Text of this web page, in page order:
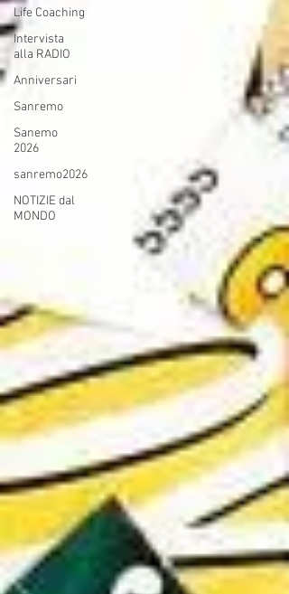
Life Coaching
Intervista
alla RADIO
Anniversari
Sanremo
Sanemo
2026
sanremo2026
NOTIZIE dal
MONDO